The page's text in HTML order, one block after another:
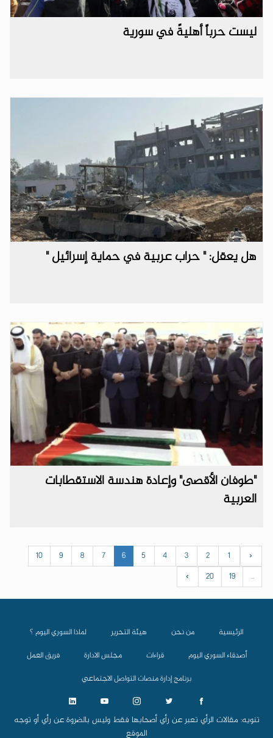
ليست حرباً أهليةً في سورية
هل يعقل: " حراب عربية في حماية إسرائيل "
"طوفان الأقصى" وإعادة هندسة الاستقطابات
العربية
‹
1
2
3
4
5
6
7
8
9
10
...
19
20
›
الرئيسية من نحن هيئة التحرير
لماذا السوري اليوم ؟
أصدقاء السوري اليوم
قراءات مجلس الادارة
فريق العمل
برنامج إدارة منصات التواصل الاجتماعي
تنويه: مقالات الرأي تعبر عن رأي أصحابها فقط وليس بالضروة عن رأي أو توجه
الموقع